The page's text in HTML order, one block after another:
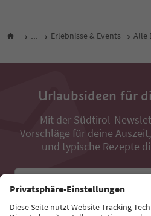
... Erlebnisse & Events Alle
Urlaubsideen für
Mit der Südtirol-
Vorschläge für deine
und typische Rezepte